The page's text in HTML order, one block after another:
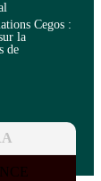
Cegos :
la
de